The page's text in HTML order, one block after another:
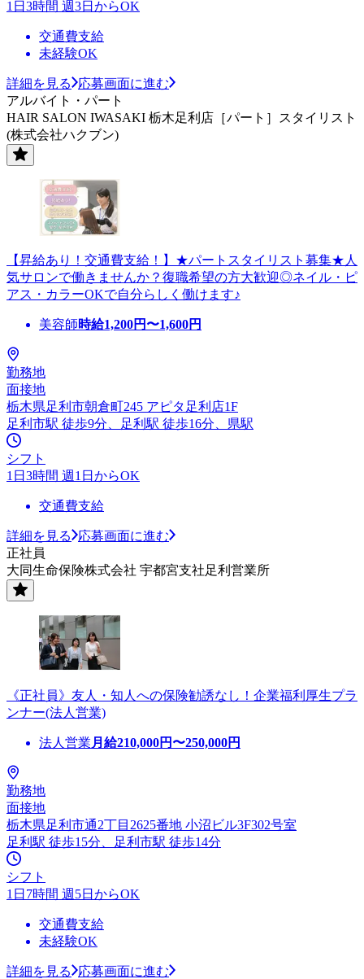
1日3時間 週3日からOK
交通費支給
未経験OK
詳細を見る
応募画面に進む
アルバイト・パート
HAIR SALON IWASAKI 栃木足利店［パート］スタイリスト
(株式会社ハクブン)
【昇給あり！交通費支給！】★パートスタイリスト募集★人
気サロンで働きませんか？復職希望の方大歓迎◎ネイル・ピ
アス・カラーOKで自分らしく働けます♪
美容師時給1,200円〜1,600円
勤務地
面接地
栃木県足利市朝倉町245 アピタ足利店1F
足利市駅 徒歩9分、足利駅 徒歩16分、県駅
シフト
1日3時間 週1日からOK
交通費支給
詳細を見る
応募画面に進む
正社員
大同生命保険株式会社 宇都宮支社足利営業所
《正社員》友人・知人への保険勧誘なし！企業福利厚生プラ
ンナー(法人営業)
法人営業 月給210,000円〜250,000円
勤務地
面接地
栃木県足利市通2丁目2625番地 小沼ビル3F302号室
足利駅 徒歩15分、足利市駅 徒歩14分
シフト
1日7時間 週5日からOK
交通費支給
未経験OK
詳細を見る
応募画面に進む